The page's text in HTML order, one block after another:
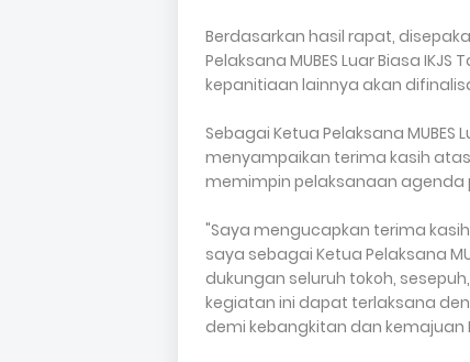
Berdasarkan hasil rapat,
Pelaksana MUBES Luar Biasa
kepanitiaan lainnya akan
Sebagai Ketua Pelaksana MUBES
menyampaikan terima kasih
memimpin pelaksanaan agenda
"Saya mengucapkan terima
saya sebagai Ketua Pelaksana
dukungan seluruh tokoh,
kegiatan ini dapat terlaksana
demi kebangkitan dan kemajuan